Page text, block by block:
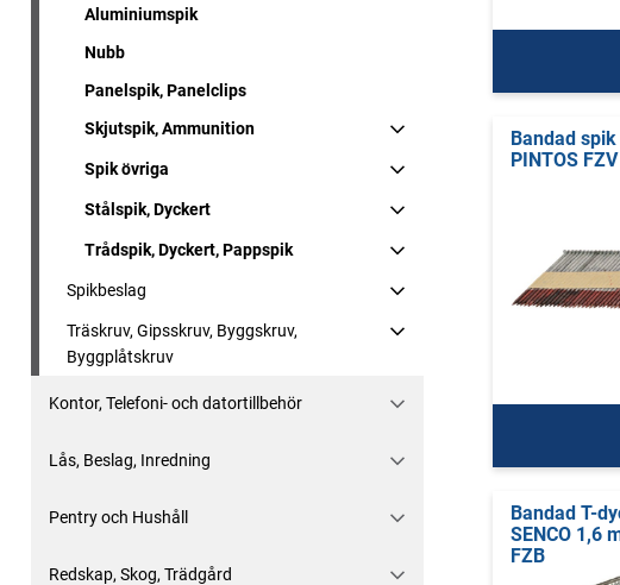
Aluminiumspik
Nubb
Panelspik, Panelclips
Skjutspik, Ammunition
Spik övriga
Stålspik, Dyckert
Trådspik, Dyckert, Pappspik
Spikbeslag
Träskruv, Gipsskruv, Byggskruv,
Byggplåtskruv
Kontor, Telefoni- och datortillbehör
Lås, Beslag, Inredning
Pentry och Hushåll
Redskap, Skog, Trädgård
Bandad spik
PINTOS FZV
Bandad T-
SENCO 1,6
FZB